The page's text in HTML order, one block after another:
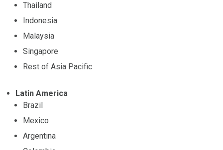
Thailand
Indonesia
Malaysia
Singapore
Rest of Asia Pacific
Latin America
Brazil
Mexico
Argentina